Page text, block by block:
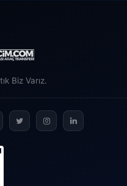
Biz Varız.